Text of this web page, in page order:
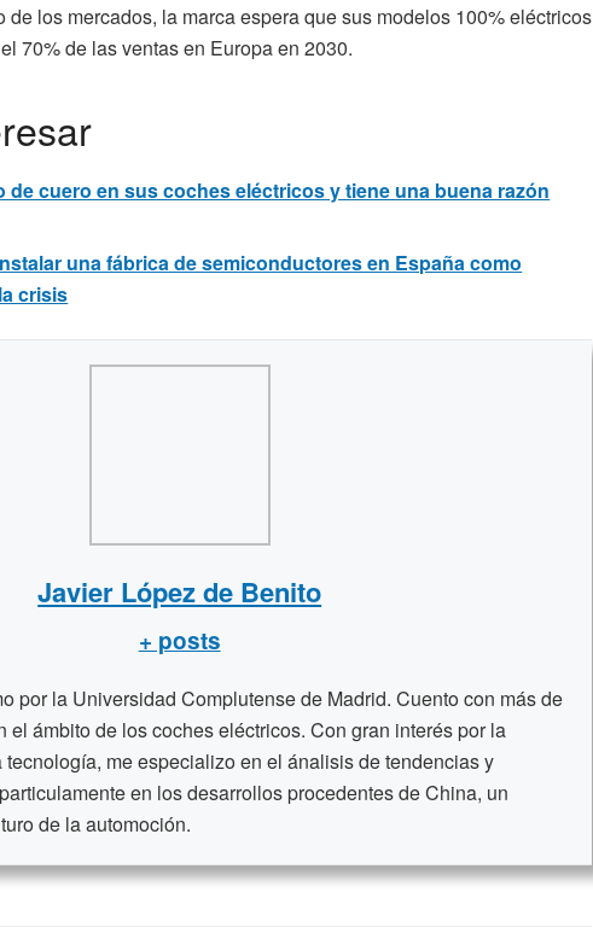
los mercados, la marca espera que sus modelos 100% eléctricos
70% de las ventas en Europa en 2030.
de cuero en sus coches eléctricos y tiene una buena razón
una fábrica de semiconductores en España como
crisis
Javier López de Benito
+ posts
por la Universidad Complutense de Madrid. Cuento con más de
el ámbito de los coches eléctricos. Con gran interés por la
me especializo en el ánalisis de tendencias y
en los desarrollos procedentes de China, un
de la automoción.